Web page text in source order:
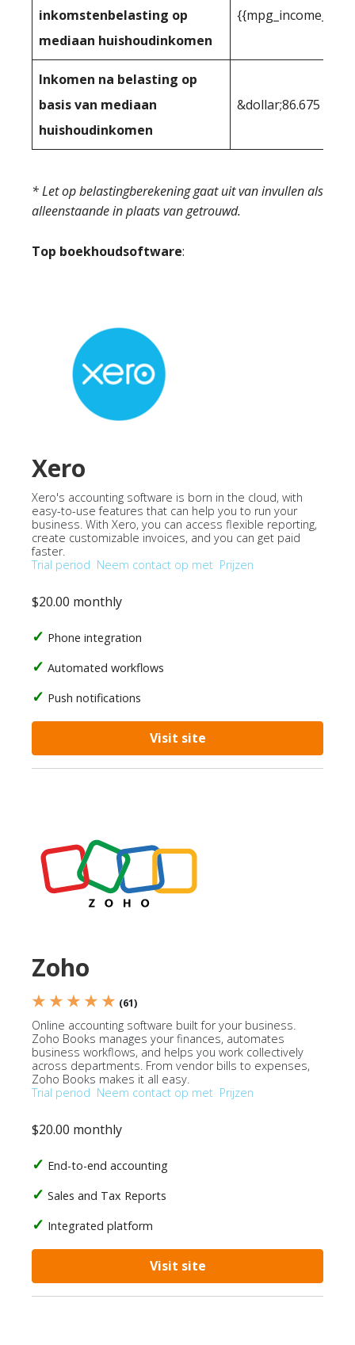
inkomstenbelasting op
mediaan huishoudinkomen
Inkomen na belasting op
basis van mediaan
huishoudinkomen
&dollar;86.675
* Let op belastingberekening gaat uit van invullen als
alleenstaande in plaats van getrouwd.
Top boekhoudsoftware:
Xero
Xero's accounting software is born in the cloud, with
easy-to-use features that can help you to run your
business. With Xero, you can access flexible reporting,
create customizable invoices, and you can get paid
faster.
Trial period Neem contact op met Prijzen
$20.00 monthly
Phone integration
Automated workflows
Push notifications
Visit site
Zoho
★ ★ ★ ★ ★ (61)
Online accounting software built for your business.
Zoho Books manages your finances, automates
business workflows, and helps you work collectively
across departments. From vendor bills to expenses,
Zoho Books makes it all easy.
Trial period Neem contact op met Prijzen
$20.00 monthly
End-to-end accounting
Sales and Tax Reports
Integrated platform
Visit site